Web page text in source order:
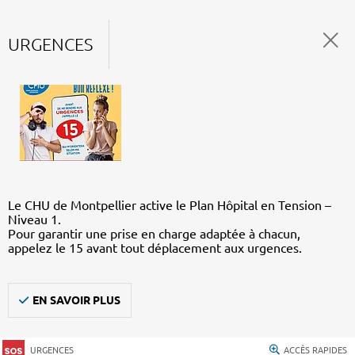
URGENCES
Le CHU de Montpellier active le Plan Hôpital en Tension –
Niveau 1.
Pour garantir une prise en charge adaptée à chacun,
appelez le 15 avant tout déplacement aux urgences.
EN SAVOIR PLUS
URGENCES ACCÈS RAPIDES